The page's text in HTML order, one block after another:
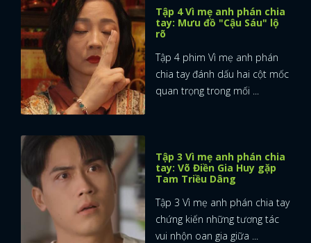
Tập 4 Vì mẹ anh phán chia
tay: Mưu đồ "Cậu Sáu" lộ
rõ
Tập 4 phim Vì mẹ anh phán
chia tay đánh dấu hai cột mốc
quan trọng trong mối ...
Tập 3 Vì mẹ anh phán chia
tay: Võ Điền Gia Huy gặp
Tam Triều Dâng
Tập 3 Vì mẹ anh phán chia tay
chứng kiến những tương tác
vui nhộn oan gia giữa ...